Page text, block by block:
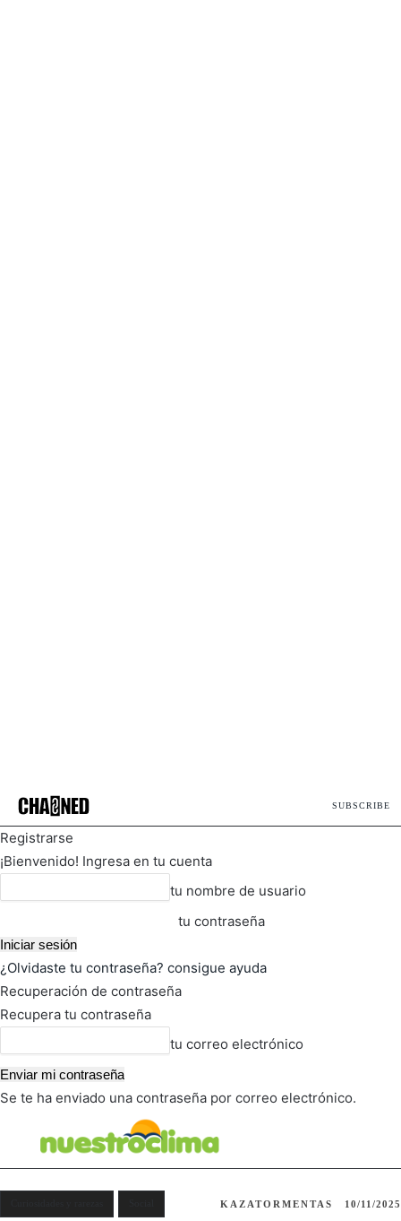
SUBSCRIBE
Registrarse
¡Bienvenido! Ingresa en tu cuenta
tu nombre de usuario
tu contraseña
¿Olvidaste tu contraseña? consigue ayuda
Recuperación de contraseña
Recupera tu contraseña
tu correo electrónico
Se te ha enviado una contraseña por correo electrónico.
KAZATORMENTAS 10/11/2025